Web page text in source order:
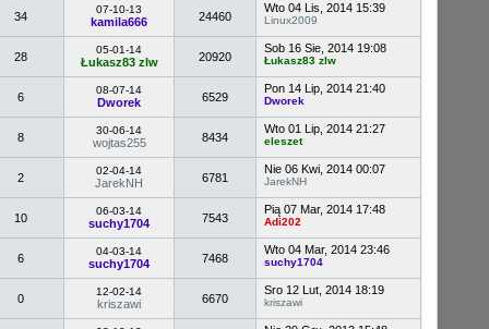
34
07-10-13
kamila666 24460
Wto 04 Lis, 2014 15:39
Linux2009
28
05-01-14
Łukasz83 zlw 20920
Sob 16 Sie, 2014 19:08
Łukasz83 zlw
6
08-07-14
Dworek 6529
Pon 14 Lip, 2014 21:40
Dworek
8
30-06-14
wojtas255 8434
Wto 01 Lip, 2014 21:27
eleszet
2
02-04-14
JarekNH 6781
Nie 06 Kwi, 2014 00:07
JarekNH
10
06-03-14
suchy1704 7543
Pią 07 Mar, 2014 17:48
Adi202
6
04-03-14
suchy1704 7468
Wto 04 Mar, 2014 23:46
suchy1704
0
12-02-14
kriszawi 6670
Sro 12 Lut, 2014 18:19
kriszawi